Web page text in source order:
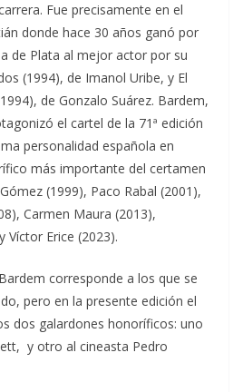
Fue precisamente en el
donde hace 30 años ganó por
de Plata al mejor actor por su
(1994), de Imanol Uribe, y El
de Gonzalo Suárez. Bardem,
el cartel de la 71ª edición
personalidad española en
más importante del certamen
(1999), Paco Rabal (2001),
Carmen Maura (2013),
Víctor Erice (2023).
corresponde a los que se
pero en la presente edición el
dos galardones honoríficos: uno
y otro al cineasta Pedro